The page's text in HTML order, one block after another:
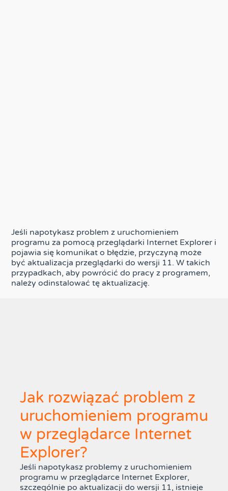
Jeśli napotykasz problem z uruchomieniem
programu za pomocą przeglądarki Internet Explorer i
pojawia się komunikat o błędzie, przyczyną może
być aktualizacja przeglądarki do wersji 11. W takich
przypadkach, aby powrócić do pracy z programem,
należy odinstalować tę aktualizację.
Jak rozwiązać problem z
uruchomieniem programu
w przeglądarce Internet
Explorer?
Jeśli napotykasz problemy z uruchomieniem
programu w przeglądarce Internet Explorer,
szczególnie po aktualizacji do wersji 11, istnieje